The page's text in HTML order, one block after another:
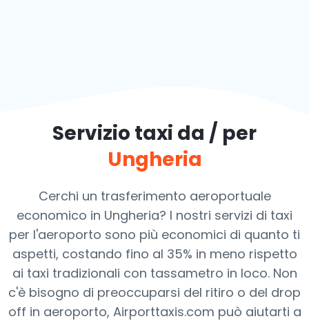
Servizio taxi da / per
Ungheria
Cerchi un trasferimento aeroportuale
economico in Ungheria? I nostri servizi di taxi
per l'aeroporto sono più economici di quanto ti
aspetti, costando fino al 35% in meno rispetto
ai taxi tradizionali con tassametro in loco. Non
c'è bisogno di preoccuparsi del ritiro o del drop
off in aeroporto, Airporttaxis.com può aiutarti a